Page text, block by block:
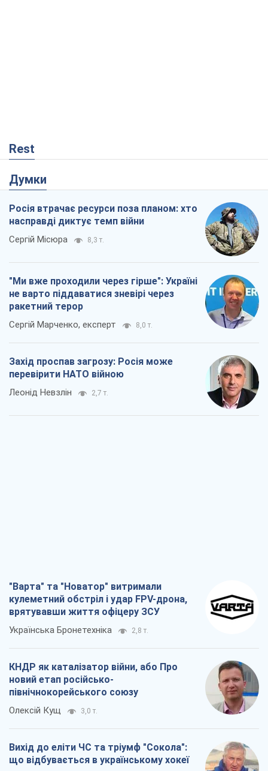
Rest
Думки
Росія втрачає ресурси поза планом: хто
насправді диктує темп війни
Сергій Місюра 8,3 т.
"Ми вже проходили через гірше": Україні
не варто піддаватися зневірі через
ракетний терор
Сергій Марченко, експерт 8,0 т.
Захід проспав загрозу: Росія може
перевірити НАТО війною
Леонід Невзлін 2,7 т.
"Варта" та "Новатор" витримали
кулеметний обстріл і удар FPV-дрона,
врятувавши життя офіцеру ЗСУ
Українська Бронетехніка 2,8 т.
КНДР як каталізатор війни, або Про
новий етап російсько-
північнокорейського союзу
Олексій Кущ 3,0 т.
Вихід до еліти ЧС та тріумф "Сокола":
що відбувається в українському хокеї